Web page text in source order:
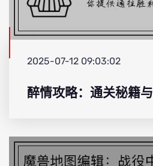
2025-07-12 09:03:02
醉情攻略：通关秘籍